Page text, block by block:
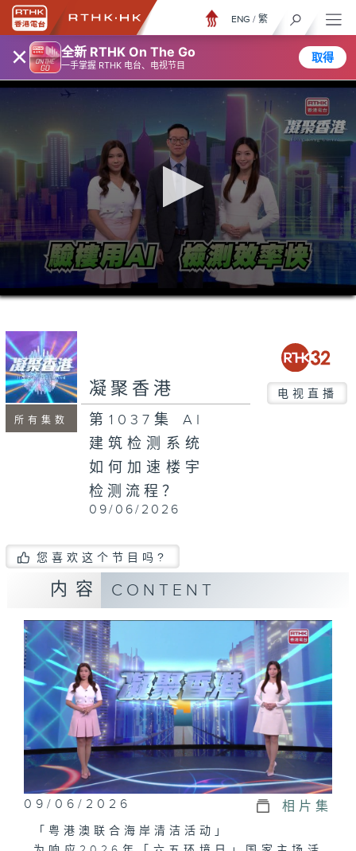
× 全新 RTHK On The Go
一手掌握 RTHK 电台、电视节目
取得
ENG / 繁
0
seconds
minutes,
6
seconds
所有集数
凝聚香港 电视直播
第1037集 AI
建筑检测系统
如何加速楼宇
检测流程？
09/06/2026
您喜欢这个节目吗?
内容 CONTENT
09/06/2026 相片集
「粤港澳联合海岸清洁活动」